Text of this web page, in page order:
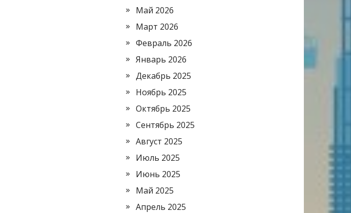
Май 2026
Март 2026
Февраль 2026
Январь 2026
Декабрь 2025
Ноябрь 2025
Октябрь 2025
Сентябрь 2025
Август 2025
Июль 2025
Июнь 2025
Май 2025
Апрель 2025